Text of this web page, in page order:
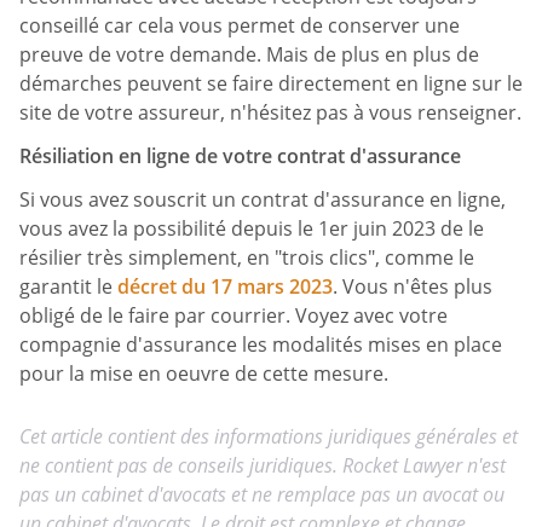
conseillé car cela vous permet de conserver une
preuve de votre demande. Mais de plus en plus de
démarches peuvent se faire directement en ligne sur le
site de votre assureur, n'hésitez pas à vous renseigner.
Résiliation en ligne de votre contrat d'assurance
Si vous avez souscrit un contrat d'assurance en ligne,
vous avez la possibilité depuis le 1er juin 2023 de le
résilier très simplement, en "trois clics", comme le
garantit ledécret du 17 mars 2023. Vous n'êtes plus
obligé de le faire par courrier. Voyez avec votre
compagnie d'assurance les modalités mises en place
pour la mise en oeuvre de cette mesure.
Cet article contient des informations juridiques générales et
ne contient pas de conseils juridiques. Rocket Lawyer n'est
pas un cabinet d'avocats et ne remplace pas un avocat ou